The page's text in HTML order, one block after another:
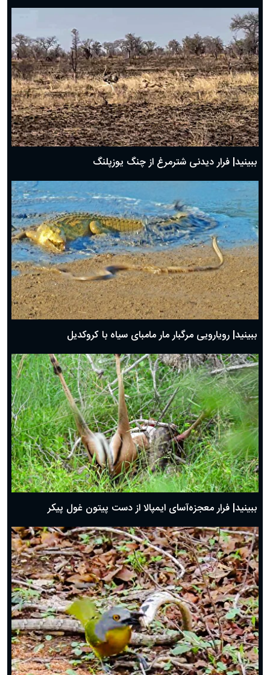
ببینید| فرار دیدنی شترمرغ از چنگ یوزپلنگ
ببینید| رویارویی مرگبار مار مامبای سیاه با کروکدیل
ببینید| فرار معجزه‌آسای ایمپالا از دست پیتون غول پیکر